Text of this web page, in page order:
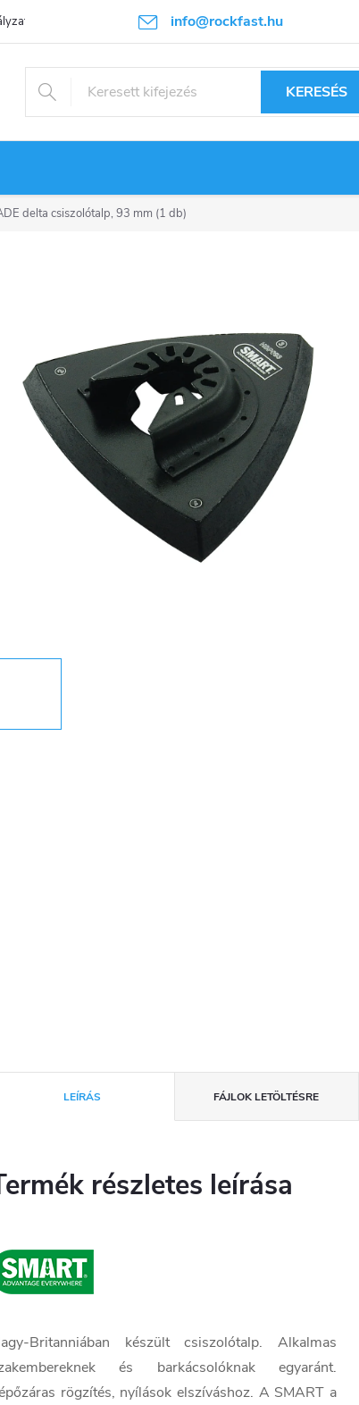
info@rockfast.hu
KERESÉS
delta csiszolótalp, 93 mm (1 db)
LEÍRÁS FÁJLOK LETÖLTÉSRE
részletes leírása
Britanniában készült csiszolótalp. Alkalmas
és barkácsolóknak egyaránt.
rögzítés, nyílások elszíváshoz. A SMART a